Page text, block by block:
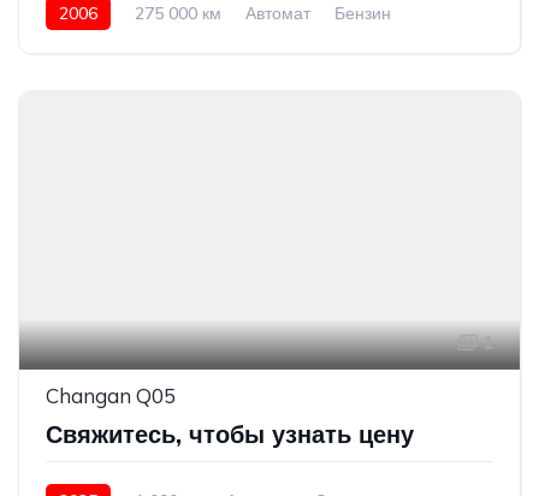
2006 275 000 км Автомат
Бензин
1
Changan Q05
Свяжитесь, чтобы узнать цену